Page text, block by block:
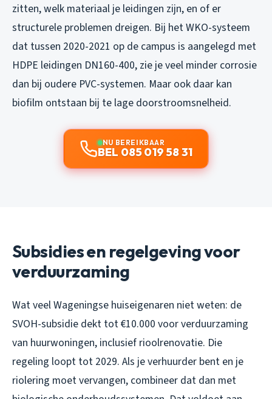
zitten, welk materiaal je leidingen zijn, en of er
structurele problemen dreigen. Bij het WKO-systeem
dat tussen 2020-2021 op de campus is aangelegd met
HDPE leidingen DN160-400, zie je veel minder corrosie
dan bij oudere PVC-systemen. Maar ook daar kan
biofilm ontstaan bij te lage doorstroomsnelheid.
NU BEREIKBAAR
BEL 085 019 58 31
Subsidies en regelgeving voor
verduurzaming
Wat veel Wageningse huiseigenaren niet weten: de
SVOH-subsidie dekt tot €10.000 voor verduurzaming
van huurwoningen, inclusief rioolrenovatie. Die
regeling loopt tot 2029. Als je verhuurder bent en je
riolering moet vervangen, combineer dat dan met